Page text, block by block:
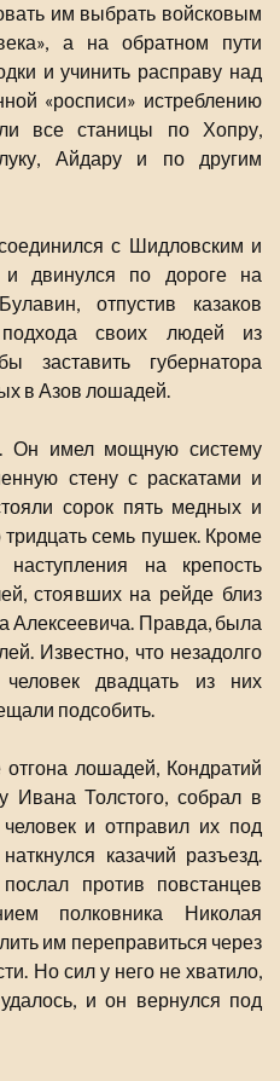
им выбрать войсковым
а на обратном пути
и учинить расправу над
«росписи» истреблению
все станицы по Хопру,
Айдару и по другим
с Шидловским и
и двинулся по дороге на
отпустив казаков
своих людей из
заставить губернатора
в Азов лошадей.
Он имел мощную систему
стену с раскатами и
сорок пять медных и
тридцать семь пушек. Кроме
на крепость
стоявших на рейде близ
Алексеевича. Правда, была
Известно, что незадолго
двадцать из них
подсобить.
лошадей, Кондратий
Ивана Толстого, собрал в
и отправил их под
казачий разъезд.
против повстанцев
полковника Николая
им переправиться через
Но сил у него не хватило,
и он вернулся под